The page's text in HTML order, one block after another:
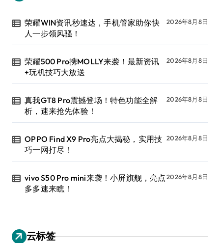
荣耀WIN资讯秒速达，手机管家助你快
人一步领风骚！
2026年8月8日
荣耀500 Pro携MOLLY来袭！最新资讯
+玩机技巧大放送
2026年8月8日
真我GT8 Pro震撼登场！特色功能全解
析，速来抢先体验！
2026年8月8日
OPPO Find X9 Pro亮点大揭秘，实用技
巧一网打尽！
2026年8月8日
vivo S50 Pro mini来袭！小屏旗舰，亮点
多多速来瞧！
2026年8月8日
云标签